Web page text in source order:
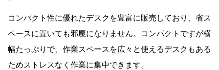
コンパクト性に優れたデスクを豊富に販売しており、省ス
ペースに置いても邪魔になりません。コンパクトですが横
幅たっぷりで、作業スペースを広々と使えるデスクもある
ためストレスなく作業に集中できます。